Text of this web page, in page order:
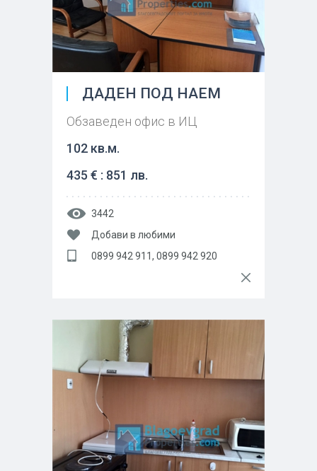
ДАДЕН ПОД НАЕМ
Обзаведен офис в ИЦ
102 кв.м.
435 € : 851 лв.
3442
Добави в любими
0899 942 911, 0899 942 920